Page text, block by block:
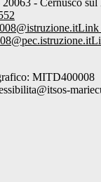
20063 - Cernusco
Link
MITD400008